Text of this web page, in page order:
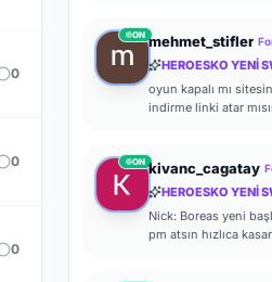
0
0
0
ON mehmet_stifler
oyun kapalı mı
indirme linki atar
ON kivanc_cagatay
Nick: Boreas yeni
pm atsın hızlıca